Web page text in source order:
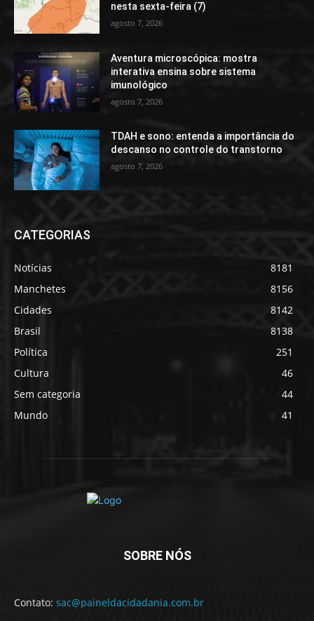
nesta sexta-feira (7)
agosto 7, 2026
Aventura microscópica: mostra
interativa ensina sobre sistema
imunológico
agosto 7, 2026
TDAH e sono: entenda a importância do
descanso no controle do transtorno
agosto 7, 2026
CATEGORIAS
Notícias
8181
Manchetes
8156
Cidades
8142
Brasil
8138
Política
251
Cultura
46
Sem categoria
44
Mundo
41
SOBRE NÓS
Contato: sac@paineldacidadania.com.br